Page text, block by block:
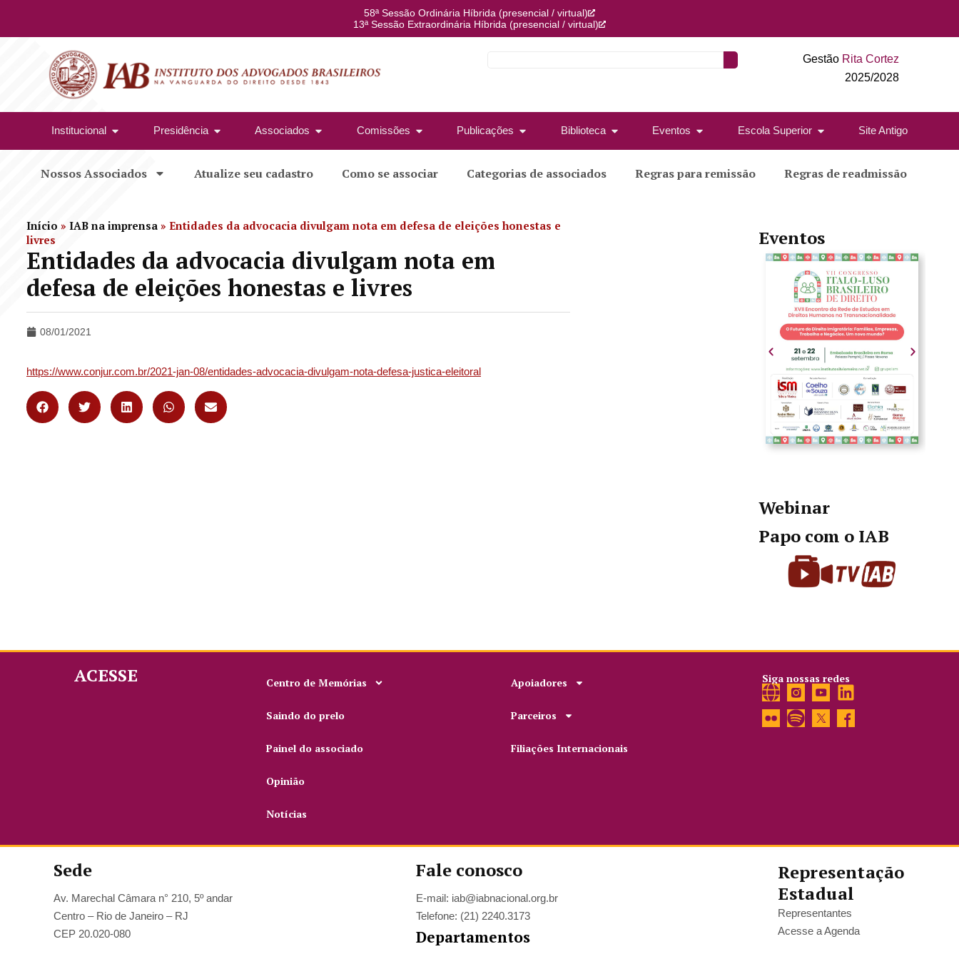
58ª Sessão Ordinária Híbrida (presencial / virtual)
13ª Sessão Extraordinária Híbrida (presencial / virtual)
Gestão Rita Cortez
2025/2028
Institucional Presidência Associados Comissões Publicações Biblioteca Eventos Escola Superior Site Antigo
Nossos Associados Atualize seu cadastro Como se associar Categorias de associados Regras para remissão Regras de readmissão
Início » IAB na imprensa » Entidades da advocacia divulgam nota em defesa de eleições honestas e
livres
Entidades da advocacia divulgam nota em
defesa de eleições honestas e livres
08/01/2021
https://www.conjur.com.br/2021-jan-08/entidades-advocacia-divulgam-nota-defesa-justica-eleitoral
Eventos
Webinar
Papo com o IAB
ACESSE Centro de Memórias
Saindo do prelo
Painel do associado
Opinião
Notícias
Apoiadores
Parceiros
Filiações Internacionais
Siga nossas redes
Sede
Av. Marechal Câmara n° 210, 5º andar
Centro – Rio de Janeiro – RJ
CEP 20.020-080
Fale conosco
E-mail: iab@iabnacional.org.br
Telefone: (21) 2240.3173
Departamentos
Representação
Estadual
Representantes
Acesse a Agenda